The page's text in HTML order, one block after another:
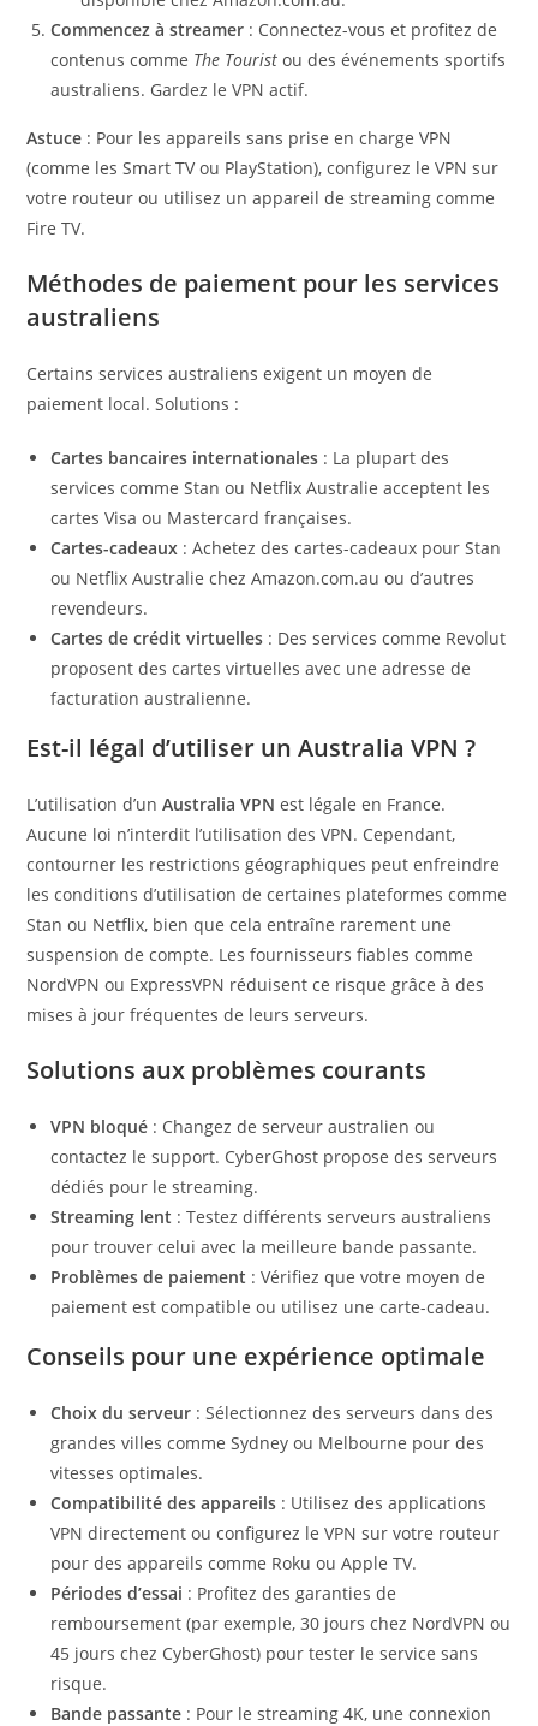
Commencez à streamer : Connectez-vous et profitez de
contenus comme The Tourist ou des événements sportifs
australiens. Gardez le VPN actif.
Astuce : Pour les appareils sans prise en charge VPN
(comme les Smart TV ou PlayStation), configurez le VPN sur
votre routeur ou utilisez un appareil de streaming comme
Fire TV.
Méthodes de paiement pour les services
australiens
Certains services australiens exigent un moyen de
paiement local. Solutions :
Cartes bancaires internationales : La plupart des
services comme Stan ou Netflix Australie acceptent les
cartes Visa ou Mastercard françaises.
Cartes-cadeaux : Achetez des cartes-cadeaux pour Stan
ou Netflix Australie chez Amazon.com.au ou d’autres
revendeurs.
Cartes de crédit virtuelles : Des services comme Revolut
proposent des cartes virtuelles avec une adresse de
facturation australienne.
Est-il légal d’utiliser un Australia VPN ?
L’utilisation d’unAustralia VPN est légale en France.
Aucune loi n’interdit l’utilisation des VPN. Cependant,
contourner les restrictions géographiques peut enfreindre
les conditions d’utilisation de certaines plateformes comme
Stan ou Netflix, bien que cela entraîne rarement une
suspension de compte. Les fournisseurs fiables comme
NordVPN ou ExpressVPN réduisent ce risque grâce à des
mises à jour fréquentes de leurs serveurs.
Solutions aux problèmes courants
VPN bloqué : Changez de serveur australien ou
contactez le support. CyberGhost propose des serveurs
dédiés pour le streaming.
Streaming lent : Testez différents serveurs australiens
pour trouver celui avec la meilleure bande passante.
Problèmes de paiement : Vérifiez que votre moyen de
paiement est compatible ou utilisez une carte-cadeau.
Conseils pour une expérience optimale
Choix du serveur : Sélectionnez des serveurs dans des
grandes villes comme Sydney ou Melbourne pour des
vitesses optimales.
Compatibilité des appareils : Utilisez des applications
VPN directement ou configurez le VPN sur votre routeur
pour des appareils comme Roku ou Apple TV.
Périodes d’essai : Profitez des garanties de
remboursement (par exemple, 30 jours chez NordVPN ou
45 jours chez CyberGhost) pour tester le service sans
risque.
Bande passante : Pour le streaming 4K, une connexion